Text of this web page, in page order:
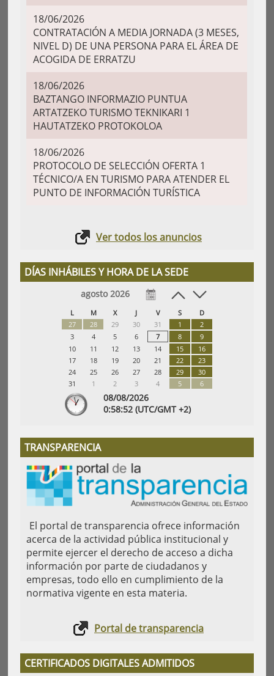
18/06/2026
CONTRATACIÓN A MEDIA JORNADA (3 MESES,
NIVEL D) DE UNA PERSONA PARA EL ÁREA DE
ACOGIDA DE ERRATZU
18/06/2026
BAZTANGO INFORMAZIO PUNTUA
ARTATZEKO TURISMO TEKNIKARI 1
HAUTATZEKO PROTOKOLOA
18/06/2026
PROTOCOLO DE SELECCIÓN OFERTA 1
TÉCNICO/A EN TURISMO PARA ATENDER EL
PUNTO DE INFORMACIÓN TURÍSTICA
Ver todos los anuncios
DÍAS INHÁBILES Y HORA DE LA SEDE
agosto 2026
L M X J V S
D
27
28 29 30 31 1
2
3
4 5 6 7 8
9
10
11 12 13 14 15
16
17
18 19 20 21 22
23
24
25 26 27 28 29
30
31
1 2 3 4 5 6
08/08/2026
0:58:53 (UTC/GMT +2)
TRANSPARENCIA
El portal de transparencia ofrece información
acerca de la actividad pública institucional y
permite ejercer el derecho de acceso a dicha
información por parte de ciudadanos y
empresas, todo ello en cumplimiento de la
normativa vigente en esta materia.
Portal de transparencia
CERTIFICADOS DIGITALES ADMITIDOS